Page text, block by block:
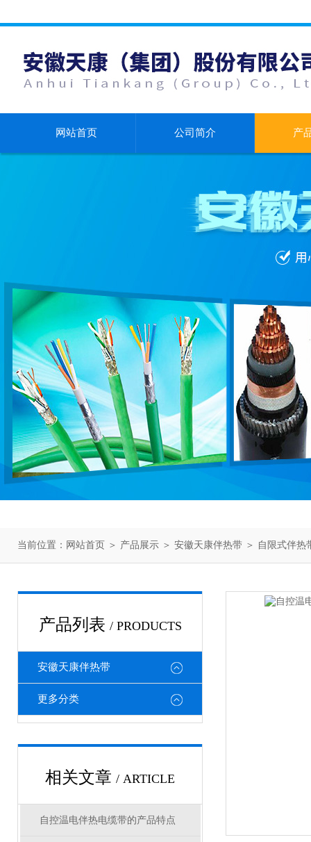
网站首页 公司简介 产
当前位置： 网站首页 ＞ 产品展示 ＞ 安徽天康伴热带 ＞ 自限式伴热
产品列表 / PRODUCTS
安徽天康伴热带
更多分类
相关文章 / ARTICLE
自控温电伴热电缆带的产品特点